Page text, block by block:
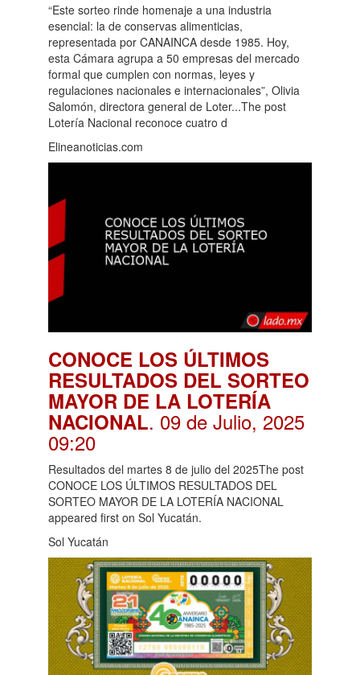
“Este sorteo rinde homenaje a una industria
esencial: la de conservas alimenticias,
representada por CANAINCA desde 1985. Hoy,
esta Cámara agrupa a 50 empresas del mercado
formal que cumplen con normas, leyes y
regulaciones nacionales e internacionales”, Olivia
Salomón, directora general de Loter...The post
Lotería Nacional reconoce cuatro d
Elineanoticias.com
CONOCE LOS ÚLTIMOS
RESULTADOS DEL SORTEO
MAYOR DE LA LOTERÍA
NACIONAL. 09 de Julio, 2025
09:20
Resultados del martes 8 de julio del 2025The post
CONOCE LOS ÚLTIMOS RESULTADOS DEL
SORTEO MAYOR DE LA LOTERÍA NACIONAL
appeared first on Sol Yucatán.
Sol Yucatán